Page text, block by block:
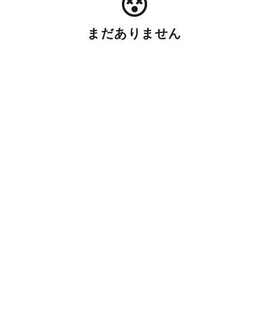
まだありません